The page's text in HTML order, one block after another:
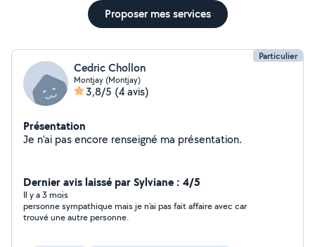
Proposer mes services
Particulier
Cedric Chollon
Montjay (Montjay)
3,8/5 (4 avis)
Présentation
Je n'ai pas encore renseigné ma présentation.
Dernier avis laissé par Sylviane : 4/5
Il y a 3 mois
personne sympathique mais je n'ai pas fait affaire avec car
trouvé une autre personne.